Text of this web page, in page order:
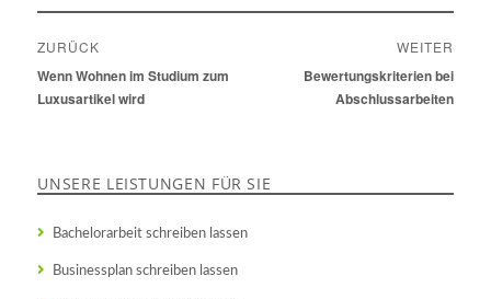
Beitragsnavigation
ZURÜCK
Vorheriger
Beitrag:
Wenn Wohnen im Studium zum
Luxusartikel wird
WEITER
Bewertungskriterien bei
Abschlussarbeiten
UNSERE LEISTUNGEN FÜR SIE
Bachelorarbeit schreiben lassen
Businessplan schreiben lassen